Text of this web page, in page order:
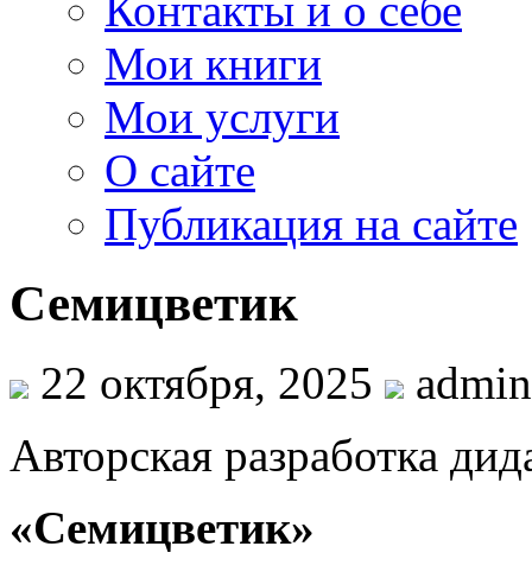
Контакты и о себе
Мои книги
Мои услуги
О сайте
Публикация на сайте
Семицветик
22 октября, 2025
admin
Авторская разработка
«Семицветик»